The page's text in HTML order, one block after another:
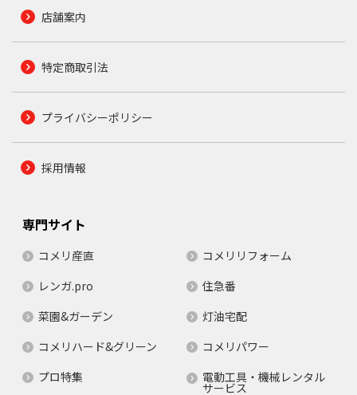
店舗案内
特定商取引法
プライバシーポリシー
採用情報
専門サイト
コメリ産直
コメリリフォーム
レンガ.pro
住急番
菜園&ガーデン
灯油宅配
コメリハード&グリーン
コメリパワー
プロ特集
電動工具・機械レンタル
サービス